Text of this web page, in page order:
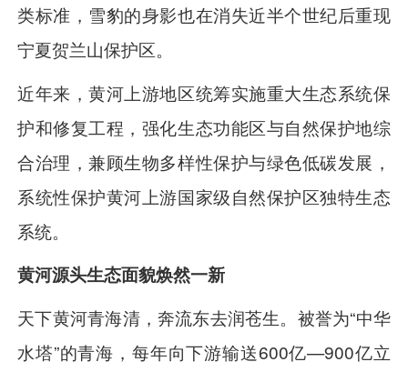
类标准，雪豹的身影也在消失近半个世纪后重现
宁夏贺兰山保护区。
近年来，黄河上游地区统筹实施重大生态系统保
护和修复工程，强化生态功能区与自然保护地综
合治理，兼顾生物多样性保护与绿色低碳发展，
系统性保护黄河上游国家级自然保护区独特生态
系统。
黄河源头生态面貌焕然一新
天下黄河青海清，奔流东去润苍生。被誉为“中华
水塔”的青海，每年向下游输送600亿—900亿立